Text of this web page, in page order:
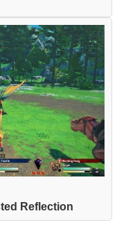
Reflection